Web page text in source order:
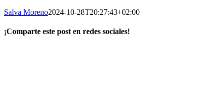
Salva Moreno2024-10-28T20:27:43+02:00
¡Comparte este post en redes sociales!